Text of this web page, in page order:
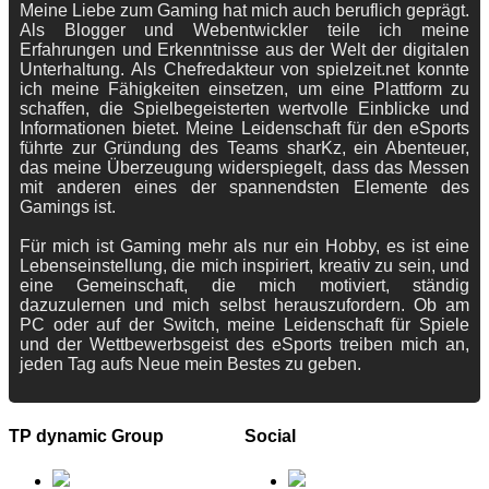
Meine Liebe zum Gaming hat mich auch beruflich geprägt.
Als Blogger und Webentwickler teile ich meine
Erfahrungen und Erkenntnisse aus der Welt der digitalen
Unterhaltung. Als Chefredakteur von spielzeit.net konnte
ich meine Fähigkeiten einsetzen, um eine Plattform zu
schaffen, die Spielbegeisterten wertvolle Einblicke und
Informationen bietet. Meine Leidenschaft für den eSports
führte zur Gründung des Teams sharKz, ein Abenteuer,
das meine Überzeugung widerspiegelt, dass das Messen
mit anderen eines der spannendsten Elemente des
Gamings ist.
Für mich ist Gaming mehr als nur ein Hobby, es ist eine
Lebenseinstellung, die mich inspiriert, kreativ zu sein, und
eine Gemeinschaft, die mich motiviert, ständig
dazuzulernen und mich selbst herauszufordern. Ob am
PC oder auf der Switch, meine Leidenschaft für Spiele
und der Wettbewerbsgeist des eSports treiben mich an,
jeden Tag aufs Neue mein Bestes zu geben.
TP dynamic Group Social